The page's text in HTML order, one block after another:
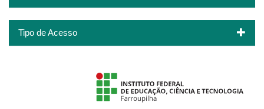
Tipo de Acesso